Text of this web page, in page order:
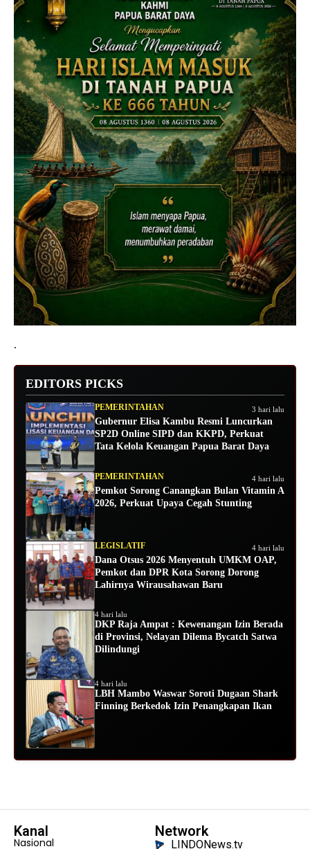
.
EDITORS PICKS
PEMERINTAHAN 3 hari lalu
Gubernur Elisa Kambu Resmi Luncurkan
SP2D Online SIPD dan KKPD, Perkuat
Tata Kelola Keuangan Papua Barat Daya
PEMERINTAHAN 4 hari lalu
Pemkot Sorong Canangkan Bulan Vitamin A
2026, Perkuat Upaya Cegah Stunting
LEGISLATIF 4 hari lalu
Dana Otsus 2026 Menyentuh UMKM OAP,
Pemkot dan DPR Kota Sorong Dorong
Lahirnya Wirausahawan Baru
4 hari lalu
DKP Raja Ampat : Kewenangan Izin Berada
di Provinsi, Nelayan Dilema Bycatch Satwa
Dilindungi
4 hari lalu
LBH Mambo Waswar Soroti Dugaan Shark
Finning Berkedok Izin Penangkapan Ikan
Kanal
Nasional
Network
LINDONews.tv